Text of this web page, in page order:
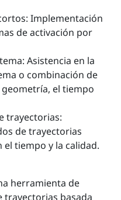
Implementación
de activación por
Asistencia en la
o combinación de
el tiempo
trayectorias:
de trayectorias
tiempo y la calidad.
herramienta de
trayectorias basada